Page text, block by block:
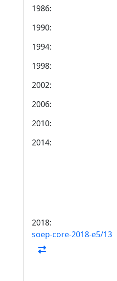
1986:
1990:
1994:
1998:
2002:
2006:
2010:
2014:
2018:
soep-core-2018-e5/13